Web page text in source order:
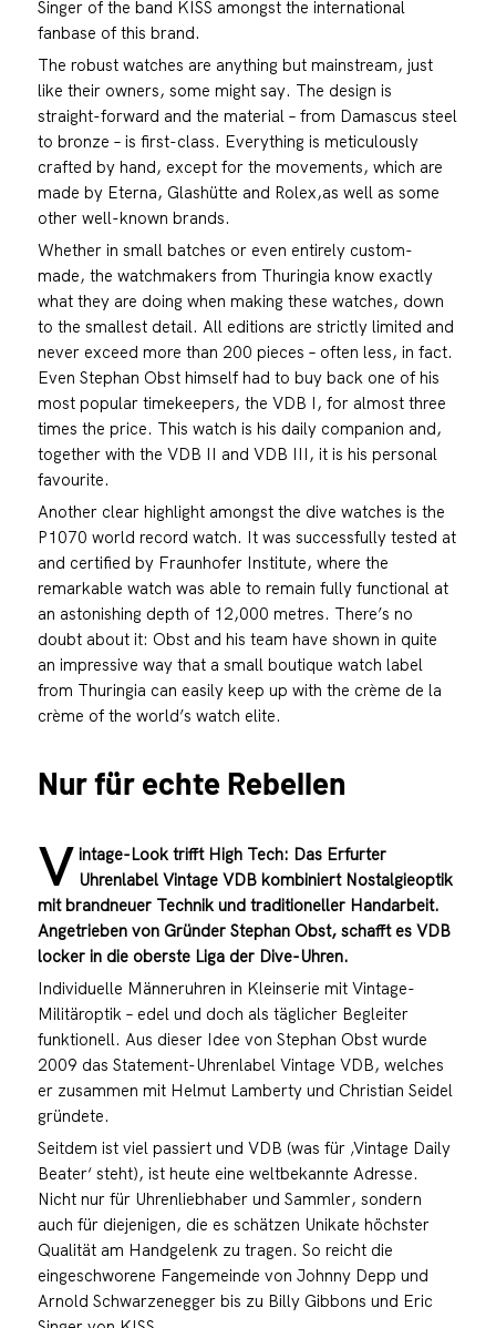
Singer of the band KISS amongst the international
fanbase of this brand.
The robust watches are anything but mainstream, just
like their owners, some might say. The design is
straight-forward and the material – from Damascus steel
to bronze – is first-class. Everything is meticulously
crafted by hand, except for the movements, which are
made by Eterna, Glashütte and Rolex,as well as some
other well-known brands.
Whether in small batches or even entirely custom-
made, the watchmakers from Thuringia know exactly
what they are doing when making these watches, down
to the smallest detail. All editions are strictly limited and
never exceed more than 200 pieces – often less, in fact.
Even Stephan Obst himself had to buy back one of his
most popular timekeepers, the VDB I, for almost three
times the price. This watch is his daily companion and,
together with the VDB II and VDB III, it is his personal
favourite.
Another clear highlight amongst the dive watches is the
P1070 world record watch. It was successfully tested at
and certified by Fraunhofer Institute, where the
remarkable watch was able to remain fully functional at
an astonishing depth of 12,000 metres. There’s no
doubt about it: Obst and his team have shown in quite
an impressive way that a small boutique watch label
from Thuringia can easily keep up with the crème de la
crème of the world’s watch elite.
Nur für echte Rebellen
V intage-Look trifft High Tech: Das Erfurter
Uhrenlabel Vintage VDB kombiniert Nostalgieoptik
mit brandneuer Technik und traditioneller Handarbeit.
Angetrieben von Gründer Stephan Obst, schafft es VDB
locker in die oberste Liga der Dive-Uhren.
Individuelle Männeruhren in Kleinserie mit Vintage-
Militäroptik – edel und doch als täglicher Begleiter
funktionell. Aus dieser Idee von Stephan Obst wurde
2009 das Statement-Uhrenlabel Vintage VDB, welches
er zusammen mit Helmut Lamberty und Christian Seidel
gründete.
Seitdem ist viel passiert und VDB (was für ‚Vintage Daily
Beater‘ steht), ist heute eine weltbekannte Adresse.
Nicht nur für Uhrenliebhaber und Sammler, sondern
auch für diejenigen, die es schätzen Unikate höchster
Qualität am Handgelenk zu tragen. So reicht die
eingeschworene Fangemeinde von Johnny Depp und
Arnold Schwarzenegger bis zu Billy Gibbons und Eric